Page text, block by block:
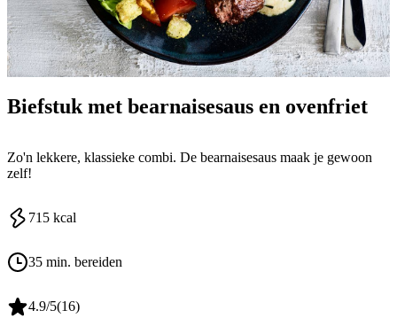
Biefstuk met bearnaisesaus en ovenfriet
Zo'n lekkere, klassieke combi. De bearnaisesaus maak je gewoon
zelf!
715 kcal
35 min. bereiden
4.9/5(16)